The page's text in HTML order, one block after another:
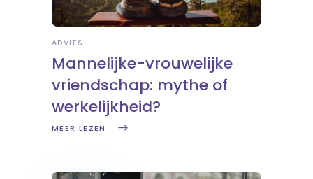
ADVIES
Mannelijke-vrouwelijke
vriendschap: mythe of
werkelijkheid?
MEER LEZEN